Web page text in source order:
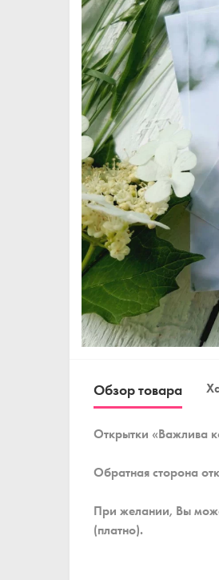
Обзор товара
Открытки «Важлива
Обратная сторона
При желании, Вы
(платно).